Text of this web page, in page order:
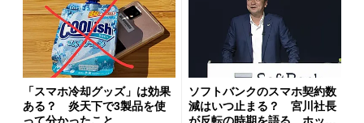
「スマホ冷却グッズ」は効果
ある？ 炎天下で3製品を使
ソフトバンクのスマホ契約数
減はいつ止まる？ 宮川社長